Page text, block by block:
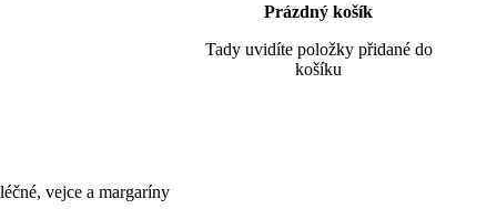
vejce a margaríny
Prázdný košík
Tady uvidíte položky přidané do
košíku